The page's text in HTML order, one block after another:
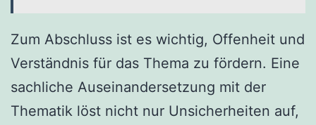
Zum Abschluss ist es wichtig, Offenheit und
Verständnis für das Thema zu fördern. Eine
sachliche Auseinandersetzung mit der
Thematik löst nicht nur Unsicherheiten auf,